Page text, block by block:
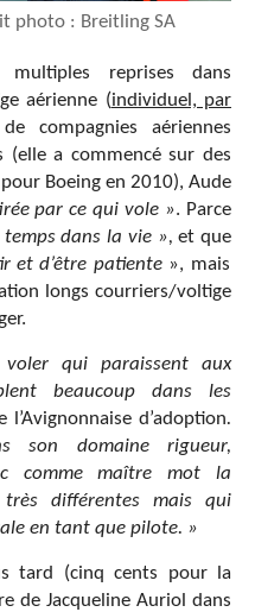
photo : Breitling SA
reprises dans
aérienne (individuel, par
compagnies aériennes
(elle a commencé sur des
Boeing en 2010), Aude
par ce qui vole ». Parce
temps dans la vie »,et que
et d’être patiente », mais
longs courriers/voltige
qui paraissent aux
beaucoup dans les
l’Avignonnaise d’adoption.
son domaine rigueur,
comme maître mot la
différentes mais qui
en tant que pilote. »
tard (cinq cents pour la
de Jacqueline Auriol dans